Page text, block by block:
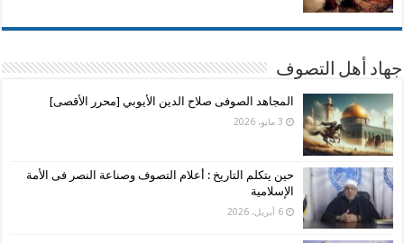
جهاد أهل التصوف
المجاهد الصوفى صلاح الدين الأيوبي [محرر الأقصى]
3 مايو، 2026
حين يتكلم التاريخ : أعلام التصوف وصناعة النصر فى الأمة
الإسلامية
6 أبريل، 2026